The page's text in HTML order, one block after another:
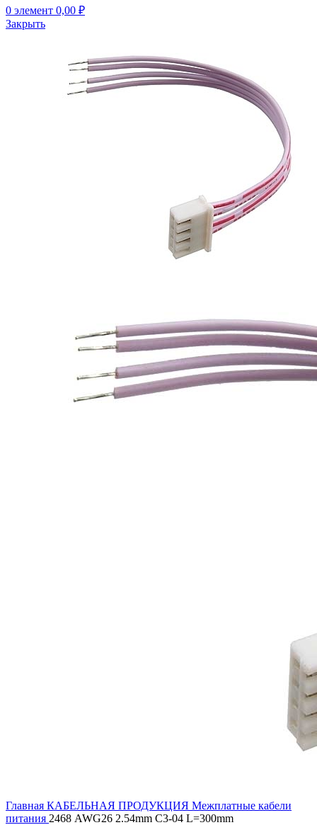
0 элемент 0,00 ₽
Закрыть
Главная КАБЕЛЬНАЯ ПРОДУКЦИЯ Межплатные кабели
питания 2468 AWG26 2.54mm C3-04 L=300mm